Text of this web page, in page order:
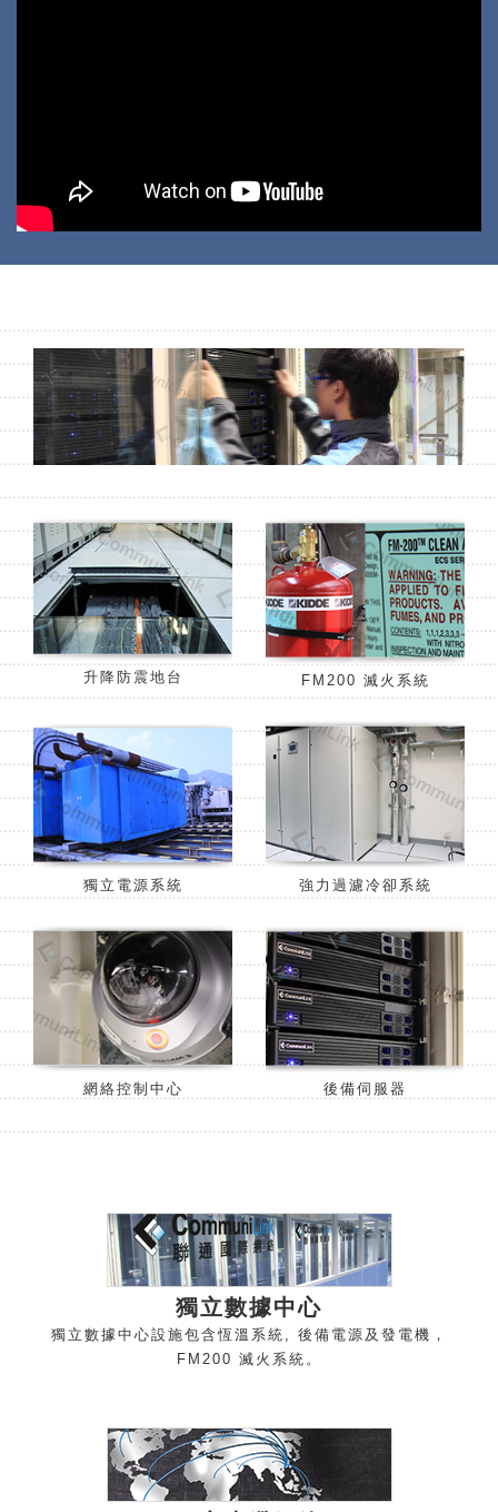
升降防震地台 FM200 滅火系統
獨立電源系統 強力過濾冷卻系統
網絡控制中心 後備伺服器
獨立數據中心
獨立數據中心設施包含恆溫系統, 後備電源及發電機，
FM200 滅火系統。